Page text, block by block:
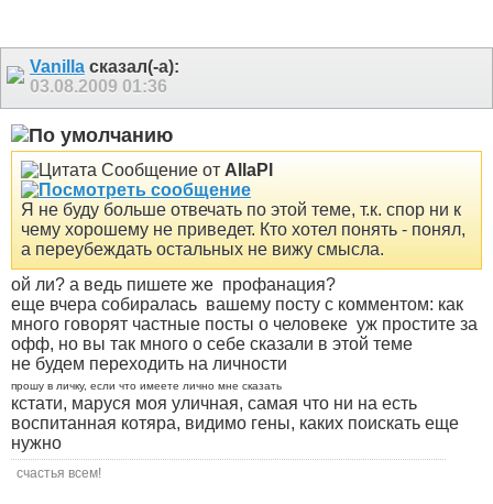
Vanilla сказал(-а):
03.08.2009 01:36
Сообщение от AllaPl
Я не буду больше отвечать по этой теме, т.к. спор ни к
чему хорошему не приведет. Кто хотел понять - понял,
а переубеждать остальных не вижу смысла.
ой ли? а ведь пишете же профанация?
еще вчера собиралась вашему посту с комментом: как
много говорят частные посты о человеке уж простите за
офф, но вы так много о себе сказали в этой теме
не будем переходить на личности
прошу в личку, если что имеете лично мне сказать
кстати, маруся моя уличная, самая что ни на есть
воспитанная котяра, видимо гены, каких поискать еще
нужно
счастья всем!